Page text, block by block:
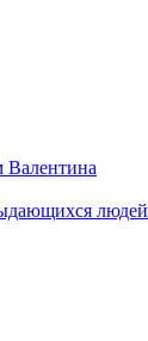
Валентина
людей